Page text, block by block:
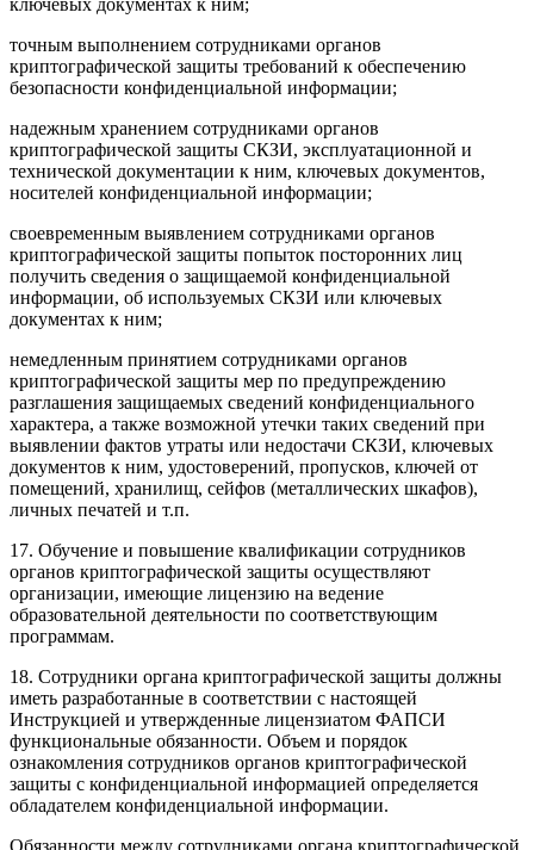
точным выполнением сотрудниками органов
криптографической защиты требований к обеспечению
безопасности конфиденциальной информации;
надежным хранением сотрудниками органов
криптографической защиты СКЗИ, эксплуатационной и
технической документации к ним, ключевых документов,
носителей конфиденциальной информации;
своевременным выявлением сотрудниками органов
криптографической защиты попыток посторонних лиц
получить сведения о защищаемой конфиденциальной
информации, об используемых СКЗИ или ключевых
документах к ним;
немедленным принятием сотрудниками органов
криптографической защиты мер по предупреждению
разглашения защищаемых сведений конфиденциального
характера, а также возможной утечки таких сведений при
выявлении фактов утраты или недостачи СКЗИ, ключевых
документов к ним, удостоверений, пропусков, ключей от
помещений, хранилищ, сейфов (металлических шкафов),
личных печатей и т.п.
17. Обучение и повышение квалификации сотрудников
органов криптографической защиты осуществляют
организации, имеющие лицензию на ведение
образовательной деятельности по соответствующим
программам.
18. Сотрудники органа криптографической защиты должны
иметь разработанные в соответствии с настоящей
Инструкцией и утвержденные лицензиатом ФАПСИ
функциональные обязанности. Объем и порядок
ознакомления сотрудников органов криптографической
защиты с конфиденциальной информацией определяется
обладателем конфиденциальной информации.
Обязанности между сотрудниками органа криптографической